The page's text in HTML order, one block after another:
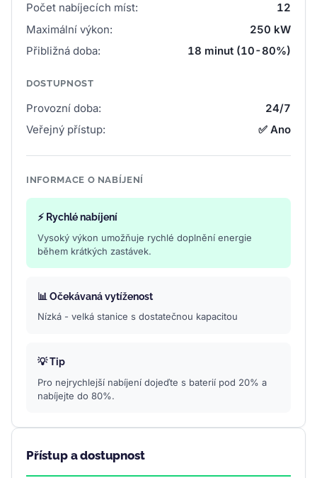
Počet nabíjecích míst:
12
Maximální výkon:
250 kW
Přibližná doba:
18 minut (10-80%)
DOSTUPNOST
Provozní doba:
24/7
Veřejný přístup:
✅ Ano
INFORMACE O NABÍJENÍ
⚡ Rychlé nabíjení
Vysoký výkon umožňuje rychlé doplnění energie
během krátkých zastávek.
📊 Očekávaná vytíženost
Nízká - velká stanice s dostatečnou kapacitou
💡 Tip
Pro nejrychlejší nabíjení dojeďte s baterií pod 20% a
nabíjejte do 80%.
Přístup a dostupnost